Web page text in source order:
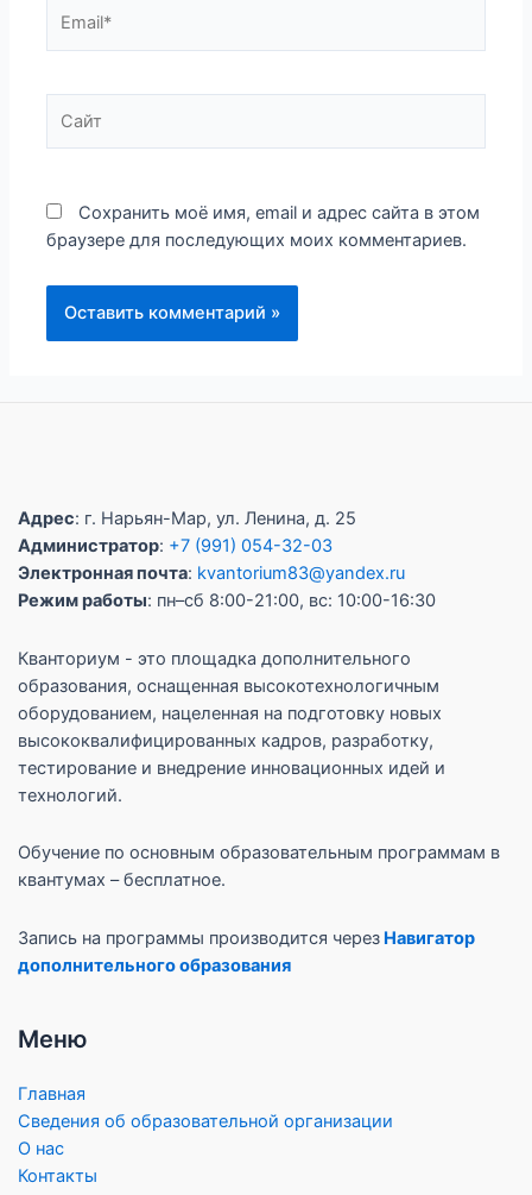
Сохранить моё имя, email и адрес сайта в этом
браузере для последующих моих комментариев.
Адрес: г. Нарьян-Мар, ул. Ленина, д. 25
Администратор: +7 (991) 054-32-03
Электронная почта: kvantorium83@yandex.ru
Режим работы: пн–сб 8:00-21:00, вс: 10:00-16:30
Кванториум - это площадка дополнительного
образования, оснащенная высокотехнологичным
оборудованием, нацеленная на подготовку новых
высококвалифицированных кадров, разработку,
тестирование и внедрение инновационных идей и
технологий.
Обучение по основным образовательным программам в
квантумах – бесплатное.
Запись на программы производится через Навигатор
дополнительного образования
Меню
Главная
Сведения об образовательной организации
О нас
Контакты